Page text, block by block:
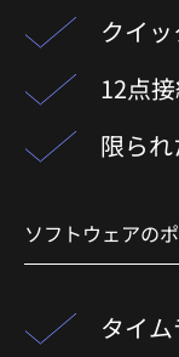
クイ
12点
限ら
ソフトウェアの
タイ